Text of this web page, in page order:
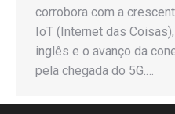
corrobora com a
IoT (Internet das
inglês e o avanço da
pela chegada do 5G.…